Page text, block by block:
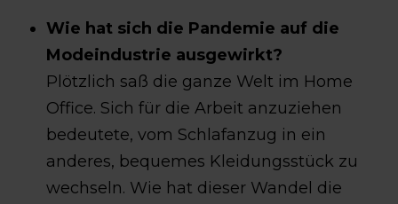
Wie hat sich die Pandemie auf die
Modeindustrie ausgewirkt?
Plötzlich saß die ganze Welt im Home
Office. Sich für die Arbeit anzuziehen
bedeutete, vom Schlafanzug in ein
anderes, bequemes Kleidungsstück zu
wechseln. Wie hat dieser Wandel die